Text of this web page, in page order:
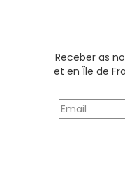
Receber as
et en Île de